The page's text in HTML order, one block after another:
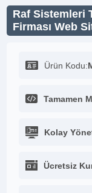
Raf Sistemleri
Firması Web
Ürün Kodu:
Tamamen
Kolay
Ücretsiz